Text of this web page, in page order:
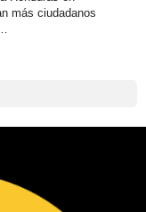
más ciudadanos